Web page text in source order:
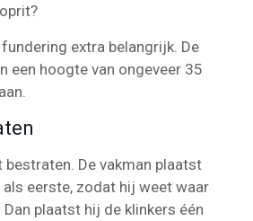
extra belangrijk. De
een hoogte van ongeveer 35
bestraten. De vakman plaatst
eerste, zodat hij weet waar
plaatst hij de klinkers één